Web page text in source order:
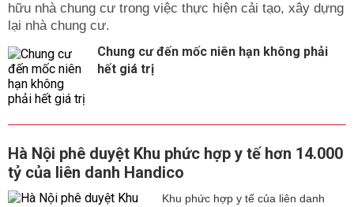
hữu nhà chung cư trong việc thực hiện cải tạo, xây dựng
lại nhà chung cư.
Chung cư đến mốc niên hạn không phải
hết giá trị
Hà Nội phê duyệt Khu phức hợp y tế hơn 14.000
tỷ của liên danh Handico
Khu phức hợp y tế của liên danh